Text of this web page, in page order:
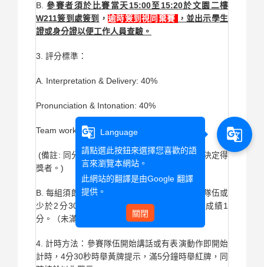
B.參賽者須於比賽當天15:00至15:20於文園二樓
W211簽到處簽到 ，逾時簽到視同棄賽
，並出示學生
證或身分證以便工作人員查驗。
3. 評分標準：
A. Interpretation & Delivery: 40%
Pronunciation & Intonation: 40%
Team work 20%
(備註: 同分者以Interpretation & Delivery成績決定得
獎者。)
B. 每組須朗誦2分30秒至5分鐘，超過5分鐘之隊伍或
少於2分30秒之隊伍，每超過或多30秒扣總成績1
分。（未滿10秒以10秒計。）
4. 計時方法：參賽隊伍開始講話或有表演動作即開始
計時，4分30秒時舉黃牌提示，滿5分鐘時舉紅牌，同
g_translate
Language
請點選此按鈕來選擇您喜歡的語
言來瀏覽本網站。
此網站的翻譯是由Google 翻譯
提供。
關閉
g_translate